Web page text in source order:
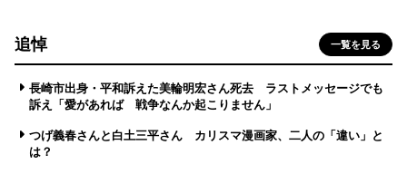
追悼 一覧を見る
長崎市出身・平和訴えた美輪明宏さん死去 ラストメッセージでも
訴え「愛があれば 戦争なんか起こりません」
つげ義春さんと白土三平さん カリスマ漫画家、二人の「違い」と
は？